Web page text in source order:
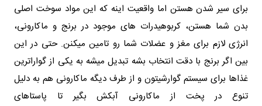
برای سیر شدن هستن اما واقعیت اینه که این‌ مواد سوخت اصلی
بدن شما هستن، کربوهیدرات‌ های موجود در برنج و ماکارونی،
انرژی لازم برای مغز و عضلات شما رو تامین میکنن. حتی در این
بین اگر برنج با دقت انتخاب بشه تبدیل میشه به یکی از گواراترین
غذاها برای سیستم گوارشیتون و از طرف دیگه ماکارونی هم به دلیل
تنوع در پخت از ماکارونی آبکش بگیر تا پاستاهای